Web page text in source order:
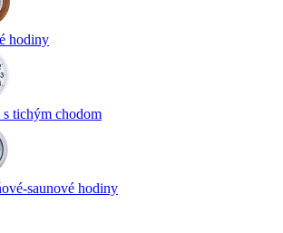
hodiny
tichým chodom
saunové hodiny